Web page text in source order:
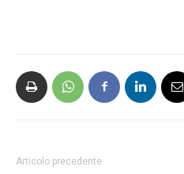
Articolo precedente